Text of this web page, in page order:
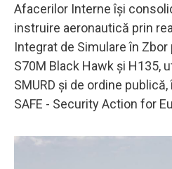
Afacerilor Interne își
instruire aeronautică prin
Integrat de Simulare în
S70M Black Hawk și H135,
SMURD și de ordine
SAFE - Security Action for